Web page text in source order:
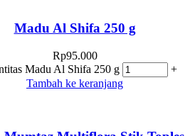
Madu Al Shifa 250 g
Rp95.000
Madu Al Shifa 250 g
+
Tambah ke keranjang